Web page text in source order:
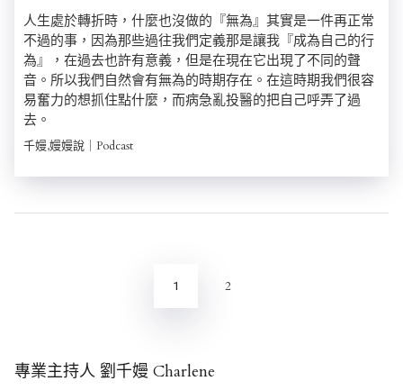
人生處於轉折時，什麼也沒做的『無為』其實是一件再正常
不過的事，因為那些過往我們定義那是讓我『成為自己的行
為』，在過去也許有意義，但是在現在它出現了不同的聲
音。所以我們自然會有無為的時期存在。在這時期我們很容
易奮力的想抓住點什麼，而病急亂投醫的把自己呼弄了過
去。
千嫚,嫚嫚說｜Podcast
文
1 2
專業主持人 劉千嫚 Charlene